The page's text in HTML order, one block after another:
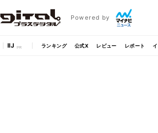
Powered by
IIJ ランキング 公式X レビュー レポート